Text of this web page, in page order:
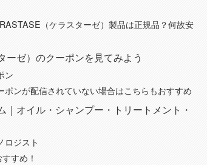
（ケラスターゼ）製品は正規品？何故安
ーゼ）のクーポンを見てみよう
ン
ンが配信されていない場合はこちらもおすすめ
オイル・シャンプー・トリートメント・
ロジスト
すめ！